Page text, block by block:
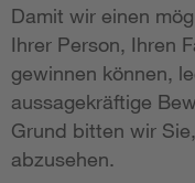
Damit wir einen
Ihrer Person, Ihren
gewinnen können,
aussagekräftige
Grund bitten wir
abzusehen.